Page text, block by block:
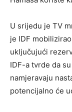
U srijedu je TV
je IDF
uključujući
IDF-a tvrde da
namjeravaju
potencijalno će